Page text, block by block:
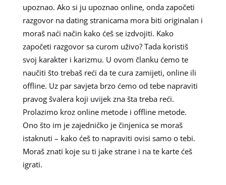
upoznao. Ako si ju upoznao online, onda započeti
razgovor na dating stranicama mora biti originalan i
moraš naći način kako ćeš se izdvojiti. Kako
započeti razgovor sa curom uživo? Tada koristiš
svoj karakter i karizmu. U ovom članku ćemo te
naučiti što trebaš reći da te cura zamijeti, online ili
offline. Uz par savjeta brzo ćemo od tebe napraviti
pravog švalera koji uvijek zna šta treba reći.
Prolazimo kroz online metode i offline metode.
Ono što im je zajedničko je činjenica se moraš
istaknuti – kako ćeš to napraviti ovisi samo o tebi.
Moraš znati koje su ti jake strane i na te karte ćeš
igrati.